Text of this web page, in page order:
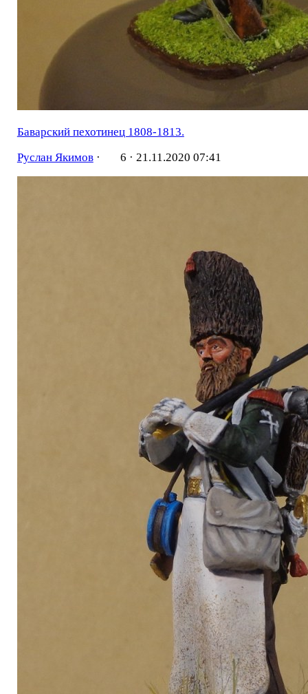
Баварский пехотинец 1808-1813.
Руслан Якимов· 6 · 21.11.2020 07:41